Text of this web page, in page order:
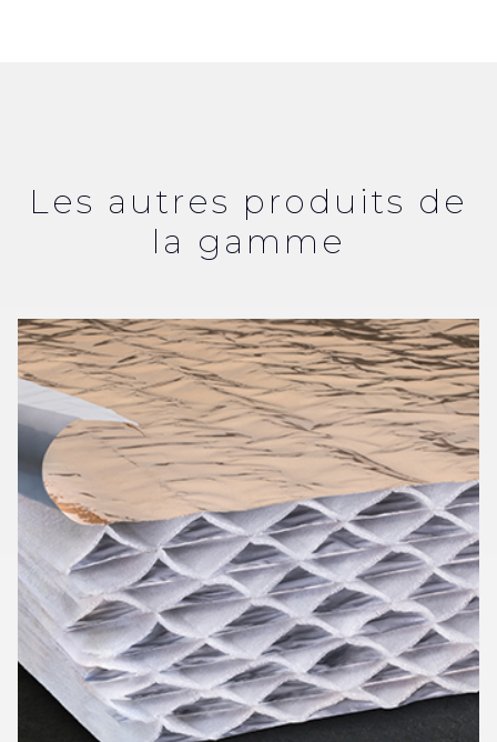
Les autres produits de
la gamme